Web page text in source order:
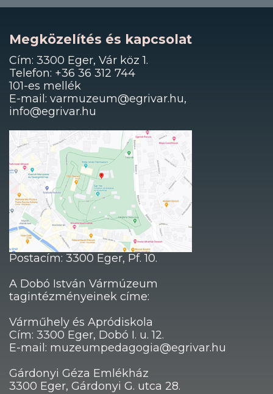
Megközelítés és kapcsolat
Cím: 3300 Eger, Vár köz 1.
Telefon: +36 36 312 744
101-es mellék
E-mail: varmuzeum@egrivar.hu,
info@egrivar.hu
Postacím: 3300 Eger, Pf. 10.
A Dobó István Vármúzeum
tagintézményeinek címe:
Várműhely és Apródiskola
Cím: 3300 Eger, Dobó I. u. 12.
E-mail: muzeumpedagogia@egrivar.hu
Gárdonyi Géza Emlékház
3300 Eger, Gárdonyi G. utca 28.